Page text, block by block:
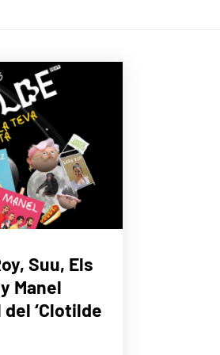
Suu, Els
Manel
‘Clotilde